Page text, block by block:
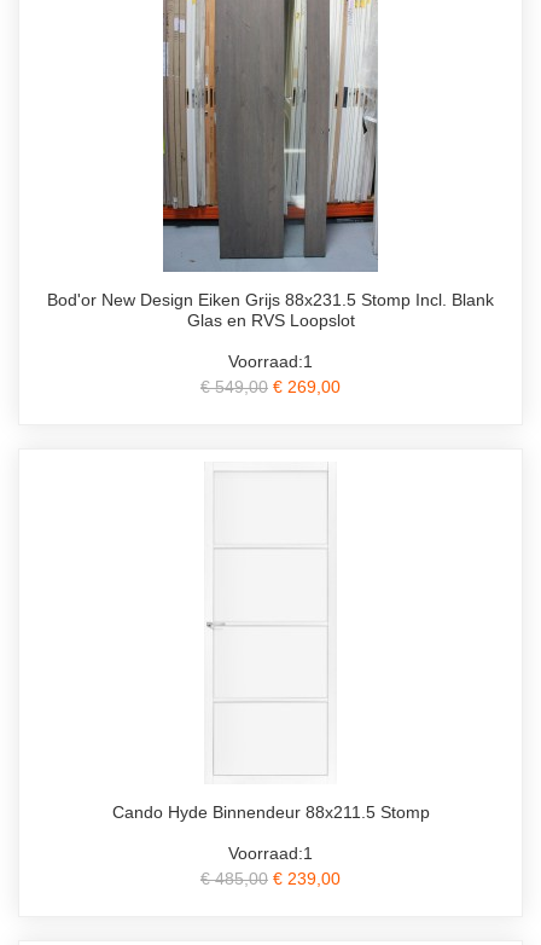
Bod'or New Design Eiken Grijs 88x231.5 Stomp Incl. Blank
Glas en RVS Loopslot
Voorraad:1
€ 549,00 € 269,00
Cando Hyde Binnendeur 88x211.5 Stomp
Voorraad:1
€ 485,00 € 239,00